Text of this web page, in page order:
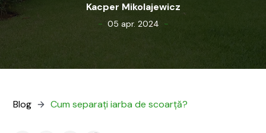
Kacper Miko­la­jew­icz
- 05 apr. 2024 -
Blog Cum sep­a­rați iar­ba de scoarță?